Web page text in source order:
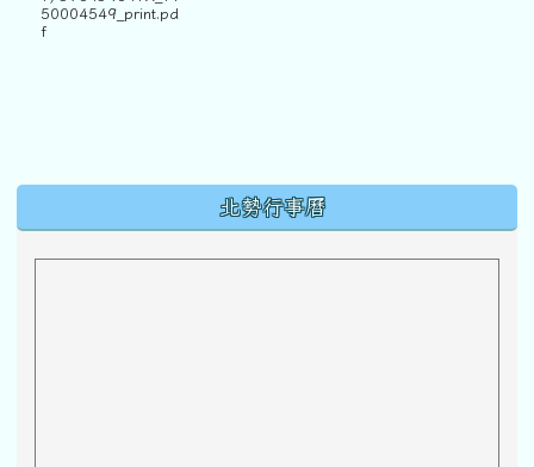
50004549_print.pd
f
北勢行事曆